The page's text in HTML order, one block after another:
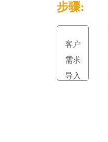
步骤:
客户
需求
导入